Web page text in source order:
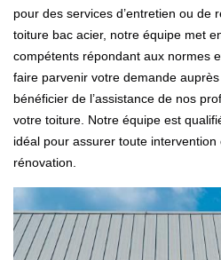
pour des services d’entretien ou de
toiture bac acier, notre équipe met
compétents répondant aux normes
faire parvenir votre demande
bénéficier de l’assistance de nos
votre toiture. Notre équipe est
idéal pour assurer toute
rénovation.